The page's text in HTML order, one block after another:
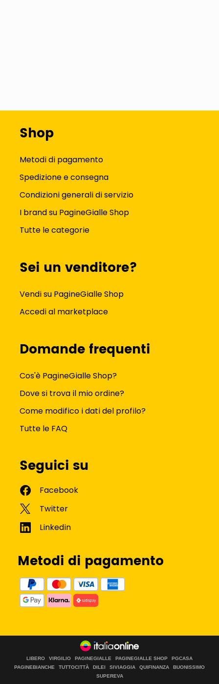
Shop
Metodi di pagamento
Spedizione e consegna
Condizioni generali di servizio
I brand su PagineGialle Shop
Tutte le categorie
Sei un venditore?
Vendi su PagineGialle Shop
Accedi al marketplace
Domande frequenti
Cos'è PagineGialle Shop?
Dove si trova il mio ordine?
Come modifico i dati del profilo?
Tutte le FAQ
Seguici su
Metodi di pagamento
LIBERO VIRGILIO PAGINEGIALLE PAGINEGIALLE SHOP
PGCASA
PAGINEBIANCHE
TUTTOCITTÀ DILEI SIVIAGGIA QUIFINANZA
BUONISSIMO
SUPEREVA